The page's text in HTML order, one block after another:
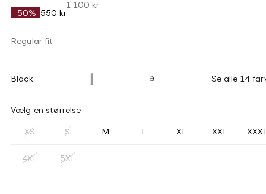
-50% 550 kr
1 100 kr
Regular fit
Black Se alle 14
Vælg en størrelse
XS S M L XL XXL
4XL 5XL